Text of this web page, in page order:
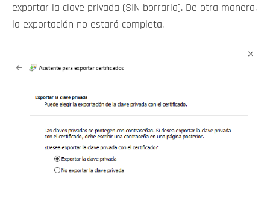
exportar la clave privada (SIN borrarla). De otra manera,
la exportación no estará completa.